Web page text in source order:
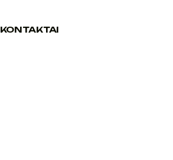
KONTAKTAI